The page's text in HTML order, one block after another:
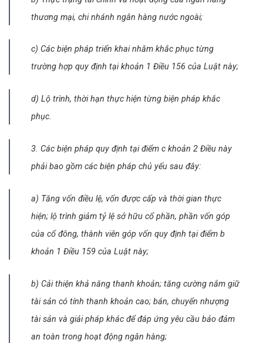
thương mại, chi nhánh ngân hàng nước ngoài;
c) Các biện pháp triển khai nhằm khắc phục từng
trường hợp quy định tại khoản 1 Điều 156 của Luật này;
d) Lộ trình, thời hạn thực hiện từng biện pháp khắc
phục.
3. Các biện pháp quy định tại điểm c khoản 2 Điều này
phải bao gồm các biện pháp chủ yếu sau đây:
a) Tăng vốn điều lệ, vốn được cấp và thời gian thực
hiện; lộ trình giảm tỷ lệ sở hữu cổ phần, phần vốn góp
của cổ đông, thành viên góp vốn quy định tại điểm b
khoản 1 Điều 159 của Luật này;
b) Cải thiện khả năng thanh khoản; tăng cường nắm giữ
tài sản có tính thanh khoản cao; bán, chuyển nhượng
tài sản và giải pháp khác để đáp ứng yêu cầu bảo đảm
an toàn trong hoạt động ngân hàng;